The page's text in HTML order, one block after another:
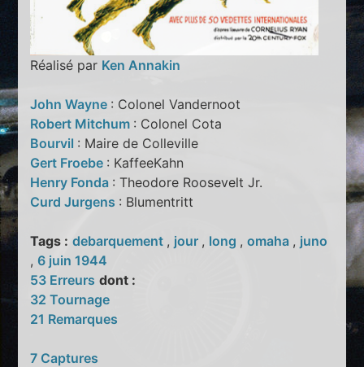
Réalisé par Ken Annakin
John Wayne : Colonel Vandernoot
Robert Mitchum : Colonel Cota
Bourvil : Maire de Colleville
Gert Froebe : KaffeeKahn
Henry Fonda : Theodore Roosevelt Jr.
Curd Jurgens : Blumentritt
Tags : debarquement , jour , long ,omaha , juno
,6 juin 1944
53 Erreurs dont :
32 Tournage
21 Remarques
7 Captures